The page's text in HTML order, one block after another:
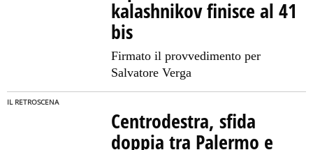
kalashnikov finisce al 41
bis
Firmato il provvedimento per
Salvatore Verga
IL RETROSCENA
Centrodestra, sfida
doppia tra Palermo e